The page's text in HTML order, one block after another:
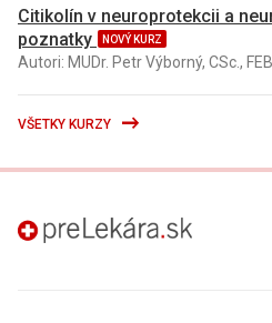
Citikolín v neuroprotekcii a
poznatky
NOVÝ KURZ
Autori: MUDr. Petr Výborný, CSc.,
VŠETKY KURZY
preLekára.sk